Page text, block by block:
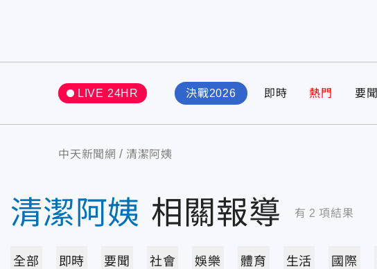
LIVE 24HR 決戰2026 即時 熱門 要聞
中天新聞網 清潔阿姨
清潔阿姨 相關報導 有 2 項結果
全部 即時 要聞 社會 娛樂 體育 生活 國際